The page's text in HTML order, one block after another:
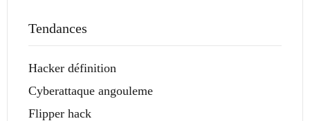
Tendances
Hacker définition
Cyberattaque angouleme
Flipper hack